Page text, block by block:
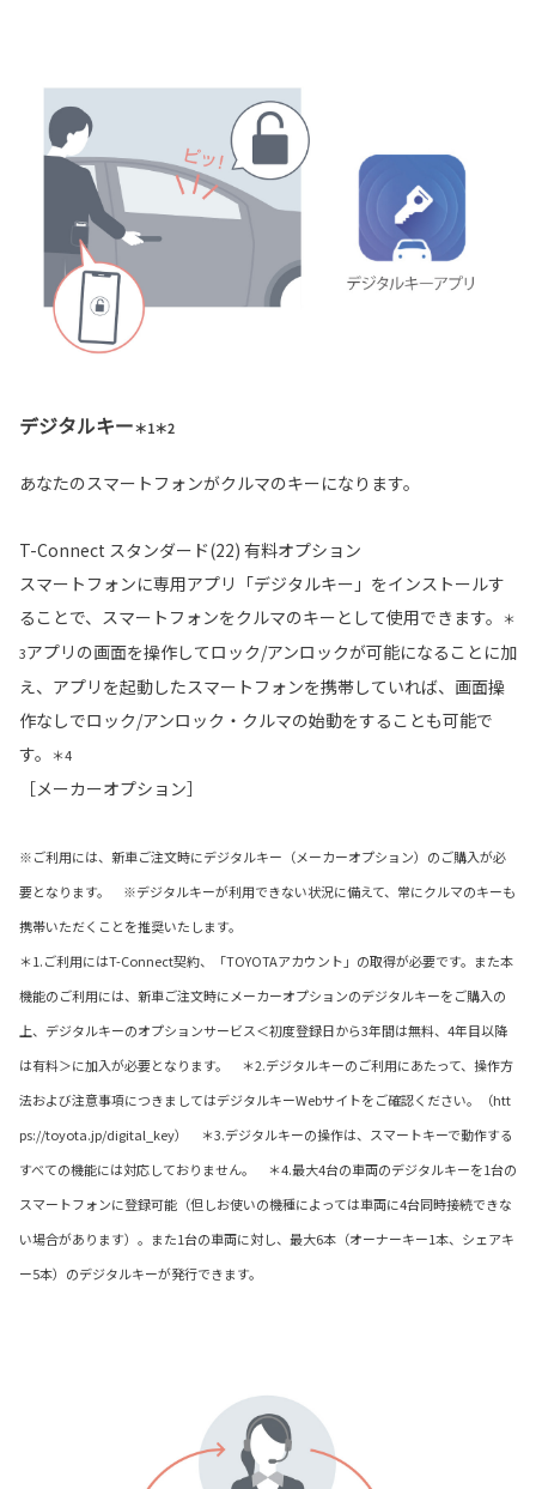
デジタルキー＊1＊2
あなたのスマートフォンがクルマのキーになります。
T-Connect スタンダード(22) 有料オプション
スマートフォンに専用アプリ「デジタルキー」をインストールす
ることで、スマートフォンをクルマのキーとして使用できます。
＊
3アプリの画面を操作してロック/アンロックが可能になることに加
え、アプリを起動したスマートフォンを携帯していれば、画面操
作なしでロック/アンロック・クルマの始動をすることも可能で
す。
＊4
［メーカーオプション］
※ご利用には、新車ご注文時にデジタルキー（メーカーオプション）のご購入が必
要となります。 ※デジタルキーが利用できない状況に備えて、常にクルマのキーも
携帯いただくことを推奨いたします。
＊1.ご利用にはT-Connect契約、「TOYOTAアカウント」の取得が必要です。また本
機能のご利用には、新車ご注文時にメーカーオプションのデジタルキーをご購入の
上、デジタルキーのオプションサービス＜初度登録日から3年間は無料、4年目以降
は有料＞に加入が必要となります。 ＊2.デジタルキーのご利用にあたって、操作方
法および注意事項につきましてはデジタルキーWebサイトをご確認ください。（htt
ps://toyota.jp/digital_key） ＊3.デジタルキーの操作は、スマートキーで動作する
すべての機能には対応しておりません。 ＊4.最大4台の車両のデジタルキーを1台の
スマートフォンに登録可能（但しお使いの機種によっては車両に4台同時接続できな
い場合があります）。また1台の車両に対し、最大6本（オーナーキー1本、シェアキ
ー5本）のデジタルキーが発行できます。